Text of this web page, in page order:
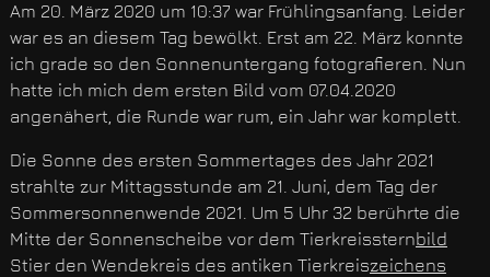
Am 20. März 2020 um 10:37 war Frühlingsanfang. Leider
war es an diesem Tag bewölkt. Erst am 22. März konnte
ich grade so den Sonnenuntergang fotografieren. Nun
hatte ich mich dem ersten Bild vom 07.04.2020
angenähert, die Runde war rum, ein Jahr war komplett.
Die Sonne des ersten Sommertages des Jahr 2021
strahlte zur Mittagsstunde am 21. Juni, dem Tag der
Sommersonnenwende 2021. Um 5 Uhr 32 berührte die
Mitte der Sonnenscheibe vor dem Tierkreissternbild
Stier den Wendekreis des antiken Tierkreiszeichens